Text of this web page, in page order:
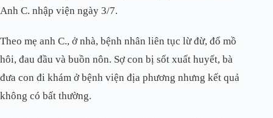
Anh C. nhập viện ngày 3/7.
Theo mẹ anh C., ở nhà, bệnh nhân liên tục lừ đừ, đổ mồ
hôi, đau đầu và buồn nôn. Sợ con bị sốt xuất huyết, bà
đưa con đi khám ở bệnh viện địa phương nhưng kết quả
không có bất thường.